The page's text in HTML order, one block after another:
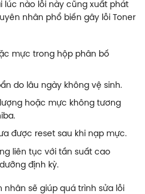
lúc nào lỗi này cũng xuất phát
nhân phổ biến gây lỗi Toner
mực trong hộp phân bố
do lâu ngày không vệ sinh.
hoặc mực không tương
được reset sau khi nạp mực.
liên tục với tần suất cao
định kỳ.
nhân sẽ giúp quá trình sửa lỗi